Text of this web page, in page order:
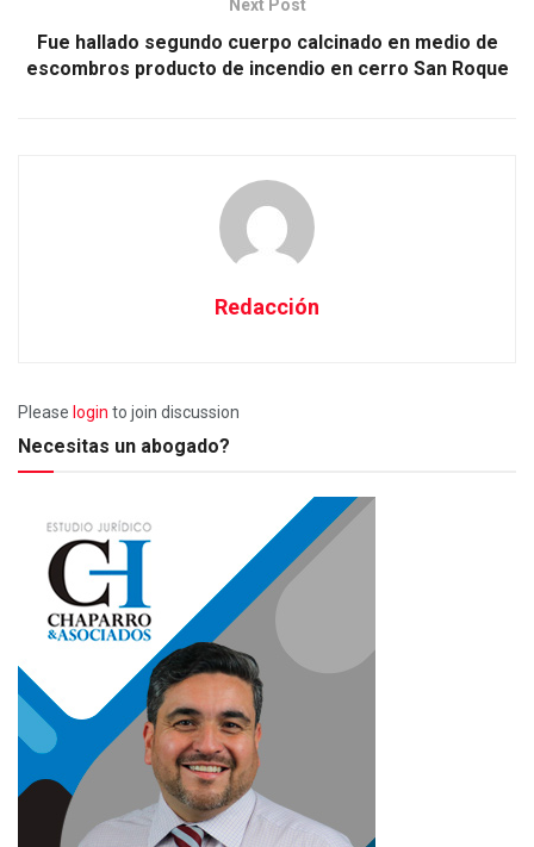
Next Post
Fue hallado segundo cuerpo calcinado en medio de
escombros producto de incendio en cerro San Roque
Redacción
Please login to join discussion
Necesitas un abogado?